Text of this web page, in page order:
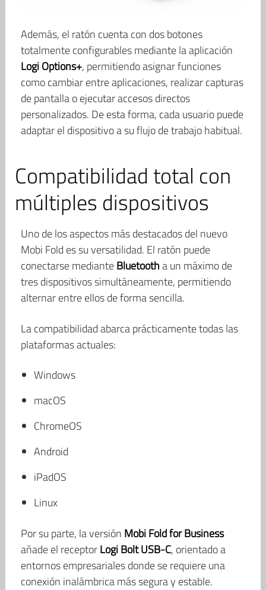
Además, el ratón cuenta con dos botones
totalmente configurables mediante la aplicación
Logi Options+, permitiendo asignar funciones
como cambiar entre aplicaciones, realizar capturas
de pantalla o ejecutar accesos directos
personalizados. De esta forma, cada usuario puede
adaptar el dispositivo a su flujo de trabajo habitual.
Compatibilidad total con
múltiples dispositivos
Uno de los aspectos más destacados del nuevo
Mobi Fold es su versatilidad. El ratón puede
conectarse medianteBluetootha un máximo de
tres dispositivos simultáneamente, permitiendo
alternar entre ellos de forma sencilla.
La compatibilidad abarca prácticamente todas las
plataformas actuales:
Windows
macOS
ChromeOS
Android
iPadOS
Linux
Por su parte, la versión Mobi Fold for Business
añade el receptorLogi Bolt USB-C, orientado a
entornos empresariales donde se requiere una
conexión inalámbrica más segura y estable.